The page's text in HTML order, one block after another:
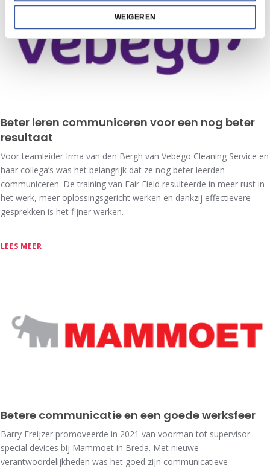
WEIGEREN
Beter leren communiceren voor een nog beter
resultaat
Voor teamleider Irma van den Bergh van Vebego Cleaning Service en
haar collega’s was het belangrijk dat ze nog beter leerden
communiceren. De training van Fair Field resulteerde in meer rust in
het werk, meer oplossingsgericht werken en dankzij effectievere
gesprekken is het fijner werken.
LEES MEER
Betere communicatie en een goede werksfeer
Barry Freijzer promoveerde in 2021 van voorman tot supervisor
special devices bij Mammoet in Breda. Met nieuwe
verantwoordelijkheden was het goed zijn communicatieve